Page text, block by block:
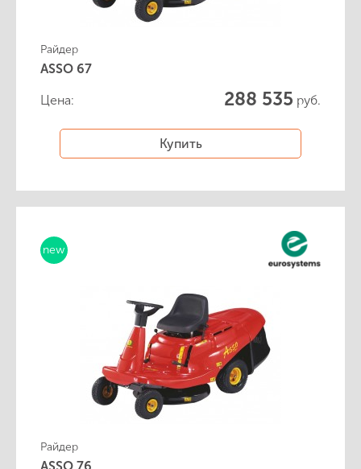
Райдер
ASSO 67
Цена: 288 535 руб.
Купить
new
Райдер